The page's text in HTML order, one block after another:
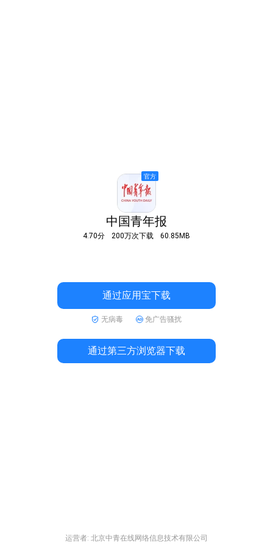
中国青年报
4.70分 200万次下载 60.85MB
通过应用宝下载
无病毒 免广告骚扰
通过第三方浏览器下载
运营者: 北京中青在线网络信息技术有限公司